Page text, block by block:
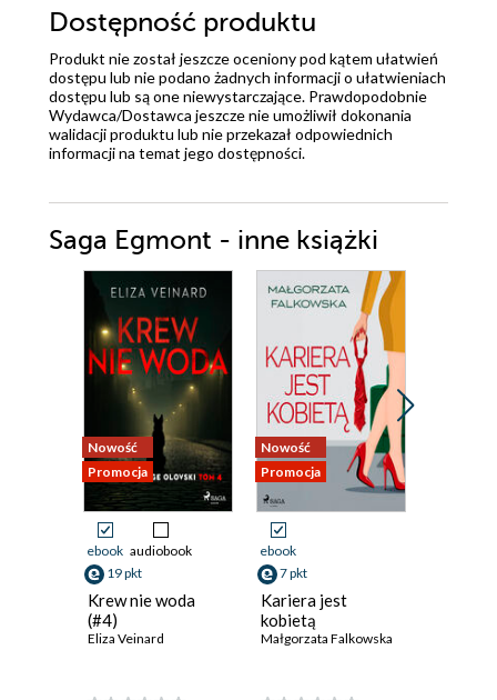
Dostępność produktu
Produkt nie został jeszcze oceniony pod kątem ułatwień
dostępu lub nie podano żadnych informacji o ułatwieniach
dostępu lub są one niewystarczające. Prawdopodobnie
Wydawca/Dostawca jeszcze nie umożliwił dokonania
walidacji produktu lub nie przekazał odpowiednich
informacji na temat jego dostępności.
Saga Egmont - inne książki
Nowość
Promocja
ebook audiobook
19 pkt
Krew nie woda
(#4)
Eliza Veinard
Nowość
Promocja
ebook
7 pkt
Kariera jest
kobietą
Małgorzata Falkowska